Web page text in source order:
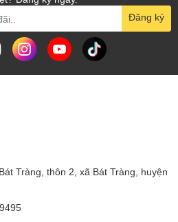
Đăng ký
Tràng, thôn 2, xã Bát Tràng, huyện